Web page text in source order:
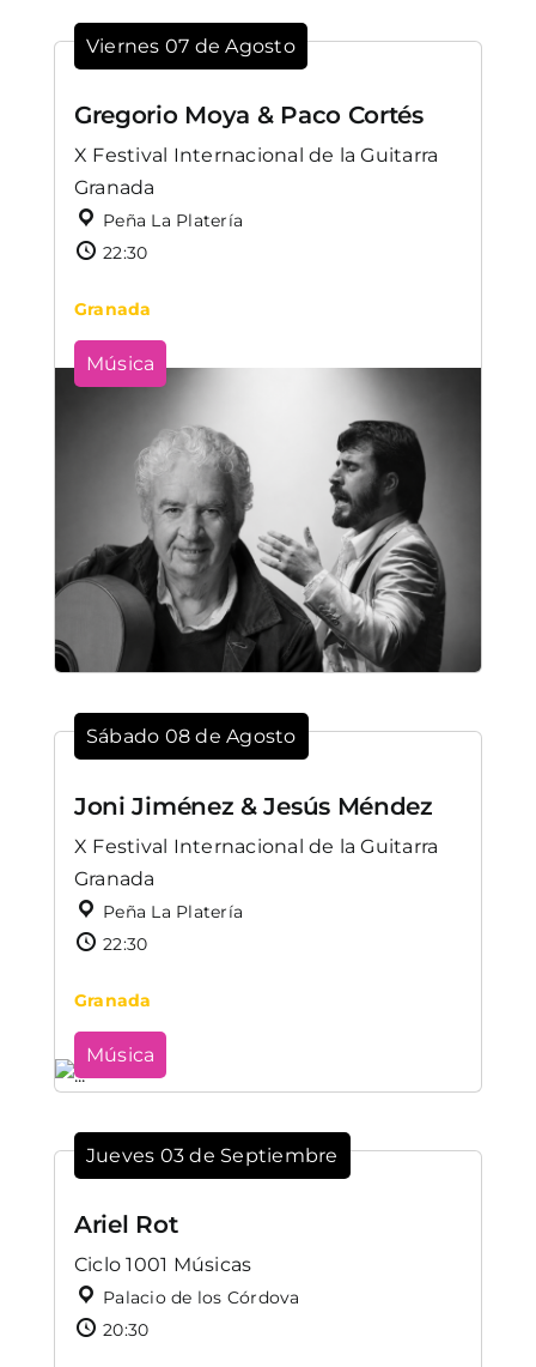
Viernes 07 de Agosto
Gregorio Moya & Paco Cortés
X Festival Internacional de la Guitarra
Granada
Peña La Platería
22:30
Granada
Música
Sábado 08 de Agosto
Joni Jiménez & Jesús Méndez
X Festival Internacional de la Guitarra
Granada
Peña La Platería
22:30
Granada
Música
Jueves 03 de Septiembre
Ariel Rot
Ciclo 1001 Músicas
Palacio de los Córdova
20:30